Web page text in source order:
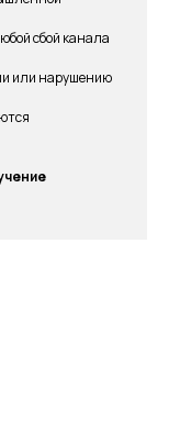
сбой канала
или нарушению